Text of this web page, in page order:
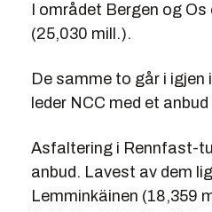
I området Bergen og
(25,030 mill.).
De samme to går i
leder NCC med et
Asfaltering i Rennfast-
anbud. Lavest av dem
Lemminkäinen (18,359